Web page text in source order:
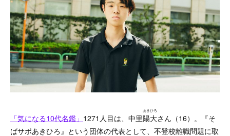
「気になる10代名鑑」 1271 人目は、中里陽大
あきひろ
さん（16）。『そ
ばサポあきひろ』という団体の代表として、不登校離職問題に取